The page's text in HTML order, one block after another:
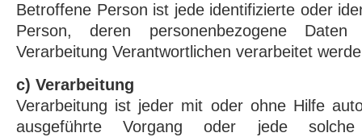
Betroffene Person ist jede identifizierte oder
Person, deren personenbezogene
Verarbeitung Verantwortlichen verarbeitet
c) Verarbeitung
Verarbeitung ist jeder mit oder ohne Hilfe
ausgeführte Vorgang oder jede solche